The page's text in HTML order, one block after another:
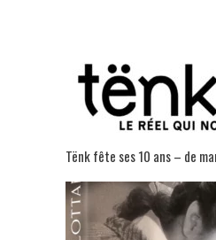
Tënk fête ses 10 ans – de